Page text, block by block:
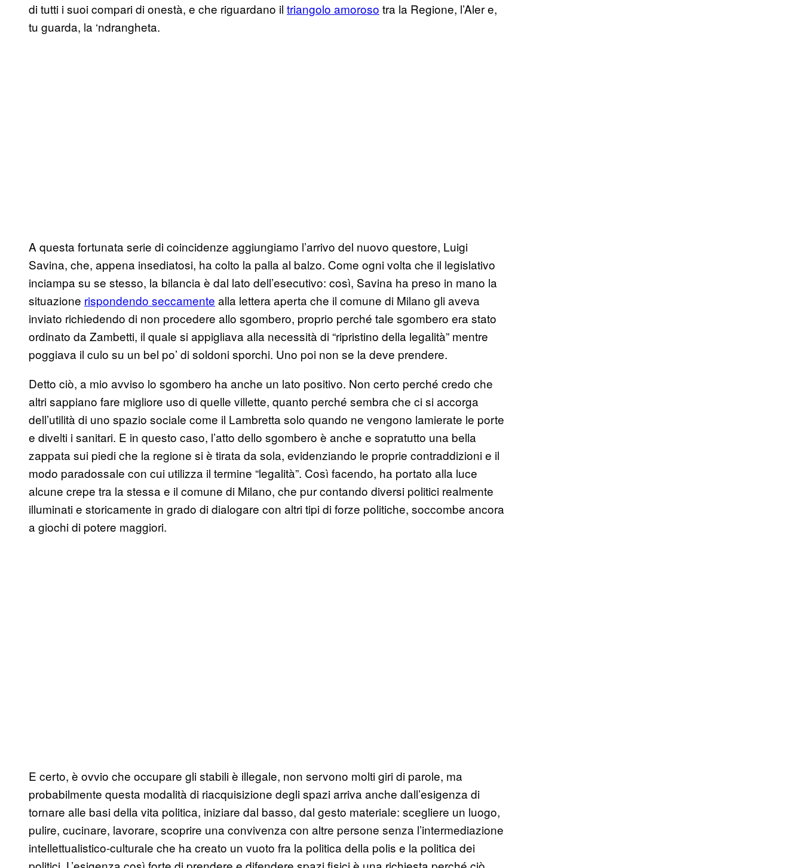
di tutti i suoi compari di onestà, e che riguardano il triangolo amoroso tra la Regione, l’Aler e,
tu guarda, la ‘ndrangheta.
A questa fortunata serie di coincidenze aggiungiamo l’arrivo del nuovo questore, Luigi
Savina, che, appena insediatosi, ha colto la palla al balzo. Come ogni volta che il legislativo
inciampa su se stesso, la bilancia è dal lato dell’esecutivo: così, Savina ha preso in mano la
situazione rispondendo seccamente alla lettera aperta che il comune di Milano gli aveva
inviato richiedendo di non procedere allo sgombero, proprio perché tale sgombero era stato
ordinato da Zambetti, il quale si appigliava alla necessità di “ripristino della legalità” mentre
poggiava il culo su un bel po’ di soldoni sporchi. Uno poi non se la deve prendere.
Detto ciò, a mio avviso lo sgombero ha anche un lato positivo. Non certo perché credo che
altri sappiano fare migliore uso di quelle villette, quanto perché sembra che ci si accorga
dell’utilità di uno spazio sociale come il Lambretta solo quando ne vengono lamierate le porte
e divelti i sanitari. E in questo caso, l’atto dello sgombero è anche e sopratutto una bella
zappata sui piedi che la regione si è tirata da sola, evidenziando le proprie contraddizioni e il
modo paradossale con cui utilizza il termine “legalità”. Così facendo, ha portato alla luce
alcune crepe tra la stessa e il comune di Milano, che pur contando diversi politici realmente
illuminati e storicamente in grado di dialogare con altri tipi di forze politiche, soccombe ancora
a giochi di potere maggiori.
E certo, è ovvio che occupare gli stabili è illegale, non servono molti giri di parole, ma
probabilmente questa modalità di riacquisizione degli spazi arriva anche dall’esigenza di
tornare alle basi della vita politica, iniziare dal basso, dal gesto materiale: scegliere un luogo,
pulire, cucinare, lavorare, scoprire una convivenza con altre persone senza l’intermediazione
intellettualistico-culturale che ha creato un vuoto fra la politica della polis e la politica dei